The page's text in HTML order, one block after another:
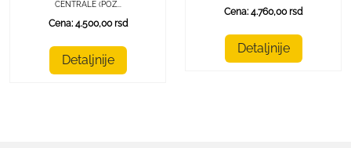
CENTRALE (POZ...
Cena: 4.500,00 rsd
Detaljnije
Cena: 4.760,00 rsd
Detaljnije